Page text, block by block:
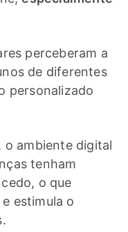
perceberam a
de diferentes
personalizado
, o ambiente digital
tenham
o que
estimula o